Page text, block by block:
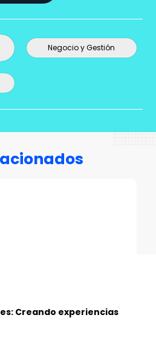
Negocio y Gestión
Creando experiencias